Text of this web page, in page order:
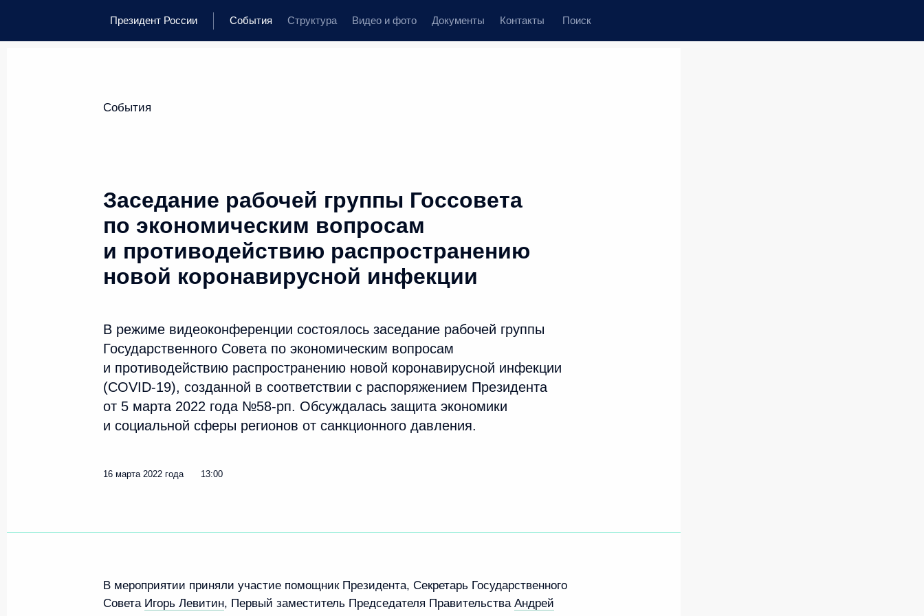
Президент России События Структура Видео и фото Документы Контакты Поиск
События
Заседание рабочей группы Госсовета
по экономическим вопросам
и противодействию распространению
новой коронавирусной инфекции
В режиме видеоконференции состоялось заседание рабочей группы
Государственного Совета по экономическим вопросам
и противодействию распространению новой коронавирусной инфекции
(COVID-19), созданной в соответствии с распоряжением Президента
от 5 марта 2022 года №58-рп. Обсуждалась защита экономики
и социальной сферы регионов от санкционного давления.
16 марта 2022 года 13:00
В мероприятии приняли участие помощник Президента, Секретарь Государственного
Совета Игорь Левитин, Первый заместитель Председателя Правительства Андрей